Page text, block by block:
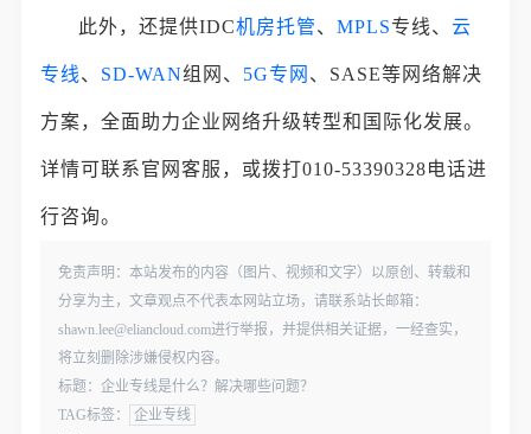
此外，还提供IDC机房托管、MPLS专线、云
专线、 SD-WAN组网、 5G专网 、SASE等网络解决
方案，全面助力企业网络升级转型和国际化发展。
详情可联系官网客服，或拨打010-53390328电话进
行咨询。
免责声明：本站发布的内容（图片、视频和文字）以原创、转载和
分享为主，文章观点不代表本网站立场，请联系站长邮箱：
shawn.lee@eliancloud.com进行举报，并提供相关证据，一经查实，
将立刻删除涉嫌侵权内容。
标题：企业专线是什么？解决哪些问题？
TAG标签：
企业专线